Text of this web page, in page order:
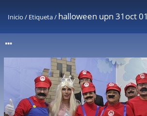
Inicio / Etiqueta/ halloween upn 31oct 01